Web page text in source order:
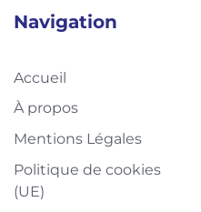
Navigation
Accueil
À propos
Mentions Légales
Politique de cookies
(UE)